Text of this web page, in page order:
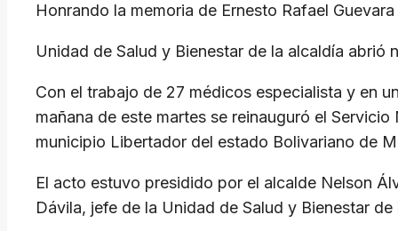
Honrando la memoria de Ernesto Rafael Guevara
Unidad de Salud y Bienestar de la alcaldía abrió
Con el trabajo de 27 médicos especialista y en
mañana de este martes se reinauguró el
municipio Libertador del estado Bolivariano de
El acto estuvo presidido por el alcalde Nelson
Dávila, jefe de la Unidad de Salud y Bienestar